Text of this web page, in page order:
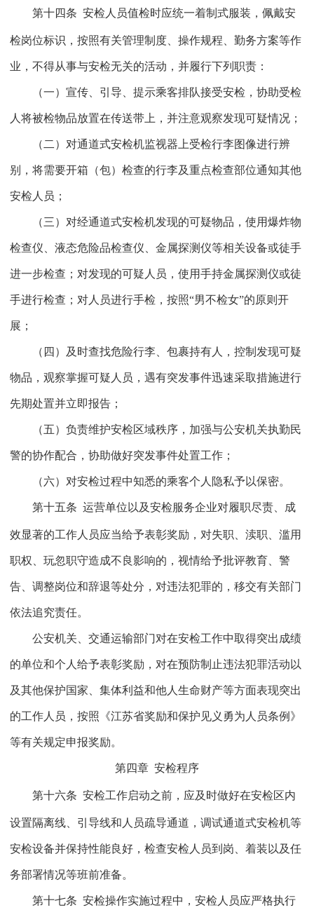
第十四条 安检人员值检时应统一着制式服装，佩戴安
检岗位标识，按照有关管理制度、操作规程、勤务方案等作
业，不得从事与安检无关的活动，并履行下列职责：
（一）宣传、引导、提示乘客排队接受安检，协助受检
人将被检物品放置在传送带上，并注意观察发现可疑情况；
（二）对通道式安检机监视器上受检行李图像进行辨
别，将需要开箱（包）检查的行李及重点检查部位通知其他
安检人员；
（三）对经通道式安检机发现的可疑物品，使用爆炸物
检查仪、液态危险品检查仪、金属探测仪等相关设备或徒手
进一步检查；对发现的可疑人员，使用手持金属探测仪或徒
手进行检查；对人员进行手检，按照“男不检女”的原则开
展；
（四）及时查找危险行李、包裹持有人，控制发现可疑
物品，观察掌握可疑人员，遇有突发事件迅速采取措施进行
先期处置并立即报告；
（五）负责维护安检区域秩序，加强与公安机关执勤民
警的协作配合，协助做好突发事件处置工作；
（六）对安检过程中知悉的乘客个人隐私予以保密。
第十五条 运营单位以及安检服务企业对履职尽责、成
效显著的工作人员应当给予表彰奖励，对失职、渎职、滥用
职权、玩忽职守造成不良影响的，视情给予批评教育、警
告、调整岗位和辞退等处分，对违法犯罪的，移交有关部门
依法追究责任。
公安机关、交通运输部门对在安检工作中取得突出成绩
的单位和个人给予表彰奖励，对在预防制止违法犯罪活动以
及其他保护国家、集体利益和他人生命财产等方面表现突出
的工作人员，按照《江苏省奖励和保护见义勇为人员条例》
等有关规定申报奖励。
第四章 安检程序
第十六条 安检工作启动之前，应及时做好在安检区内
设置隔离线、引导线和人员疏导通道，调试通道式安检机等
安检设备并保持性能良好，检查安检人员到岗、着装以及任
务部署情况等班前准备。
第十七条 安检操作实施过程中，安检人员应严格执行